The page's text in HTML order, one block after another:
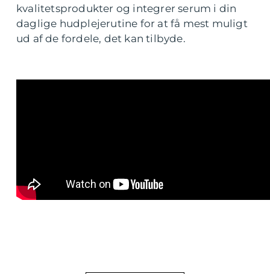
kvalitetsprodukter og integrer serum i din
daglige hudplejerutine for at få mest muligt
ud af de fordele, det kan tilbyde.